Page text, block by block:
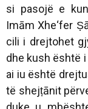
si pasojë e
Imām Xhe‘fer
cili i drejtohet
dhe kush është i
ai iu është
të shejṭānit